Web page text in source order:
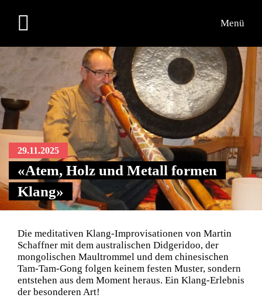
Menü
29.11.2025
«Atem, Holz und Metall formen
Klang»
Die meditativen Klang-Improvisationen von Martin
Schaffner mit dem australischen Didgeridoo, der
mongolischen Maultrommel und dem chinesischen
Tam-Tam-Gong folgen keinem festen Muster, sondern
entstehen aus dem Moment heraus. Ein Klang-Erlebnis
der besonderen Art!